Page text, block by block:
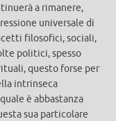
a rimanere,
universale di
filosofici, sociali,
politici, spesso
questo forse per
intrinseca
è abbastanza
sua particolare